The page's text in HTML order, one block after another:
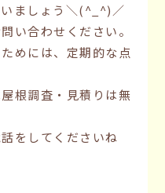
ましょう＼(^_^)／
い合わせください。
めには、定期的な点
根調査・見積りは無
をしてくださいね